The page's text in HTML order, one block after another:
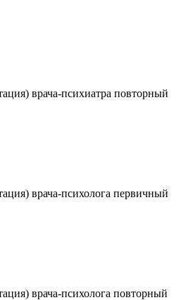
врача-психиатра повторный
врача-психолога первичный
врача-психолога повторный